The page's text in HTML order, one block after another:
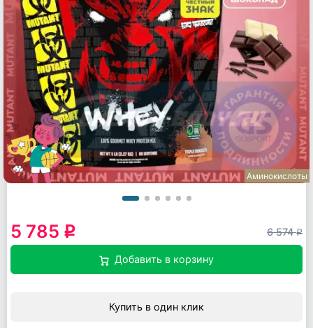
Аминокислоты
5 785 q 6 574q
Добавить в корзину
Купить в один клик